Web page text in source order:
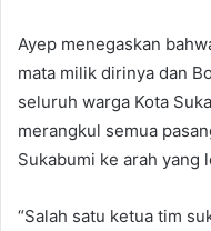
Ayep menegaskan
mata milik dirinya dan
seluruh warga Kota
merangkul semua
Sukabumi ke arah yang
“Salah satu ketua tim